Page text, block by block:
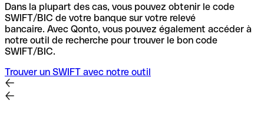
Dans la plupart des cas, vous pouvez obtenir le code
SWIFT/BIC de votre banque sur votre relevé
bancaire. Avec Qonto, vous pouvez également accéder à
notre outil de recherche pour trouver le bon code
SWIFT/BIC.
Trouver un SWIFT avec notre outil